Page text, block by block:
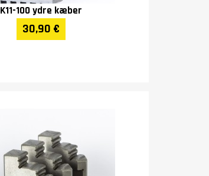
K11-100 ydre kæber
30,90 €